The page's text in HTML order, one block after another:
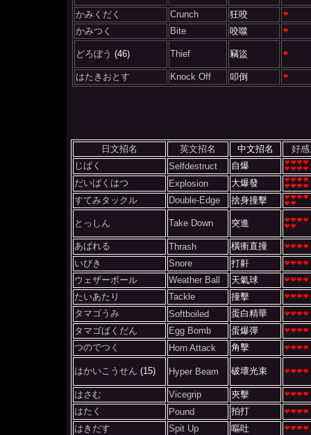
かみくだく Crunch
狂咬
かみつく
Bite 咬噬
どろぼう (46) Thief 竊盜
はたきおとす Knock Off 叩倒
日文招名 英文招名 中文招名
好感
じばく
Selfdestruct
自爆
だいばくはつ
Explosion
大爆發
すてみタックル
Double-Edge 捨身撞擊
とっしん Take Down 突進
あばれる Thrash
橫衝直撞
いびき
Snore
打鼾
ウェザーボール
Weather Ball
天氣球
たいあたり
Tackle
撞擊
タマゴうみ
Softboiled
蛋白精華
タマゴばくだん
Egg Bomb
蛋爆彈
つのでつく
Horn Attack 角擊
はかいこうせん (15) Hyper Beam 破壞光束
はさむ Vicegrip
夾擊
はたく
Pound
拍打
はきだす
Spit Up
嘔吐